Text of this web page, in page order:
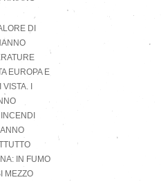
DI
EUROPA E
I
IN FUMO
MEZZO